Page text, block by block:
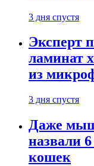
3 дня спустя
Эксперт
ламинат
из
3 дня спустя
Даже
назвали
кошек